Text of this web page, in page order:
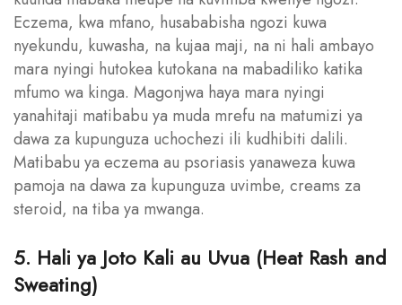
Eczema, kwa mfano, husababisha ngozi kuwa
nyekundu, kuwasha, na kujaa maji, na ni hali ambayo
mara nyingi hutokea kutokana na mabadiliko katika
mfumo wa kinga. Magonjwa haya mara nyingi
yanahitaji matibabu ya muda mrefu na matumizi ya
dawa za kupunguza uchochezi ili kudhibiti dalili.
Matibabu ya eczema au psoriasis yanaweza kuwa
pamoja na dawa za kupunguza uvimbe, creams za
steroid, na tiba ya mwanga.
5. Hali ya Joto Kali au Uvua (Heat Rash and
Sweating)